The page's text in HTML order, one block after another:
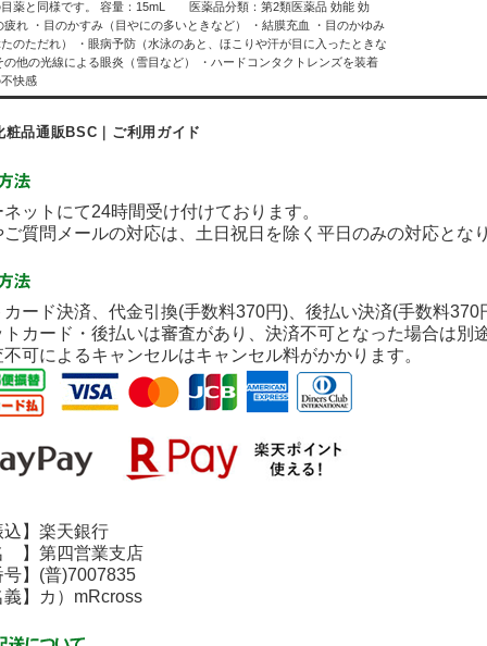
目薬と同様です。 容量：15mL 医薬品分類：第2類医薬品 効能 効
疲れ ・目のかすみ（目やにの多いときなど） ・結膜充血 ・目のかゆみ
のただれ） ・眼病予防（水泳のあと、ほこりや汗が目に入ったときな
の他の光線による眼炎（雪目など） ・ハードコンタクトレンズを装着
快感
粧品通販BSC｜ご利用ガイド
ットにて24時間受け付けております。
質問メールの対応は、土日祝日を除く平日のみの対応とな
ード決済、代金引換(手数料370円)、後払い決済(手数料370
カード・後払いは審査があり、決済不可となった場合は別
可によるキャンセルはキャンセル料がかかります。
】楽天銀行
第四営業支店
】(普)7007835
】カ）mRcross